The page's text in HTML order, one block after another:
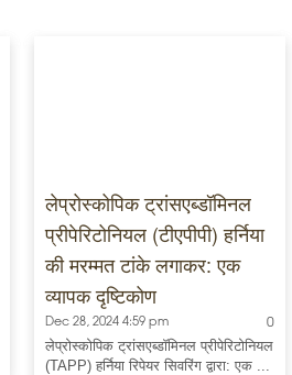
लेप्रोस्कोपिक ट्रांसएब्डॉमिनल
प्रीपेरिटोनियल (टीएपीपी) हर्निया
की मरम्मत टांके लगाकर: एक
व्यापक दृष्टिकोण
Dec 28, 2024 4:59 pm 0
लेप्रोस्कोपिक ट्रांसएब्डॉमिनल प्रीपेरिटोनियल
(TAPP) हर्निया रिपेयर सिवरिंग द्वारा: एक ...